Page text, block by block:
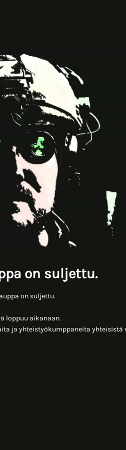
on suljettu.
on suljettu.
loppuu aikanaan.
ja yhteistyökumppaneita yhteisistä